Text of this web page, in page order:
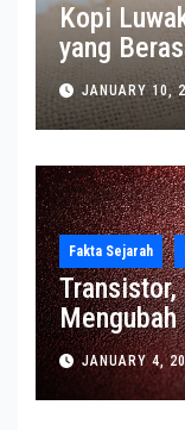
Kopi
yang
JANUARY 10,
Fakta Sejarah
Modern
JANUARY 4,